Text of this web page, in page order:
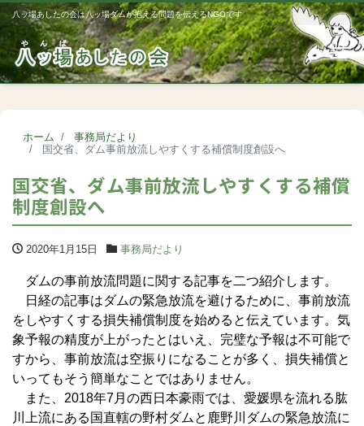
八ッ場あしたの会は八ッ場ダムが抱える問題を伝えるNGOです
ホーム
事務局だより
国交省、ダム事前放流しやすくする補償制度創設へ
国交省、ダム事前放流しやすくする補償
制度創設へ
2020年1月15日 事務局だより
ダムの事前放流問題に関する記事を二つ紹介します。
日経の記事はダムの緊急放流を避けるために、事前放流
をしやすくする損失補償制度を始めると伝えています。気
象予報の精度が上がったとはいえ、完璧な予報は不可能で
すから、事前放流は空振りになることが多く、損失補償と
いってもそう簡単なことではありません。
また、2018年7月の西日本豪雨では、愛媛県を流れる肱
川上流にある国直轄の野村ダムと鹿野川ダムの緊急放流に